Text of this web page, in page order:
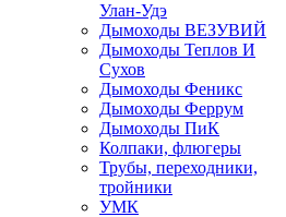
Улан-Удэ
Дымоходы ВЕЗУВИЙ
Дымоходы Теплов И
Сухов
Дымоходы Феникс
Дымоходы Феррум
Дымоходы ПиК
Колпаки, флюгеры
Трубы, переходники,
тройники
УМК